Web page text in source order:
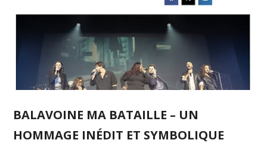
BALAVOINE MA BATAILLE – UN
HOMMAGE INÉDIT ET SYMBOLIQUE